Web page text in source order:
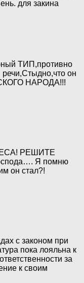
для закина
ТИП,противно
речи,Стыдно,что он
НАРОДА!!!
РЕШИТЕ
Я помню
он стал?!
с законом при
пока лояльна к
за
к своим